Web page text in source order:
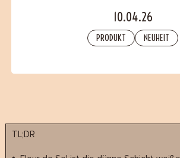
10.04.26
PRODUKT NEUHEIT
TL;DR